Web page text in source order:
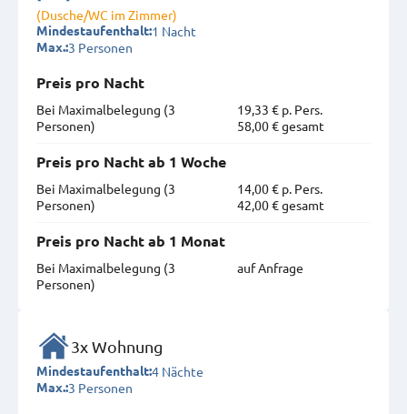
(Dusche/WC im Zimmer)
Mindestaufenthalt:1 Nacht
Max.:3 Personen
Preis pro Nacht
Bei Maximal­belegung (3
Personen)
19,33 € p. Pers.
58,00 € gesamt
Preis pro Nacht ab 1 Woche
Bei Maximal­belegung (3
Personen)
14,00 € p. Pers.
42,00 € gesamt
Preis pro Nacht ab 1 Monat
Bei Maximal­belegung (3
Personen)
auf Anfrage
3x Wohnung
Mindestaufenthalt:4 Nächte
Max.:3 Personen